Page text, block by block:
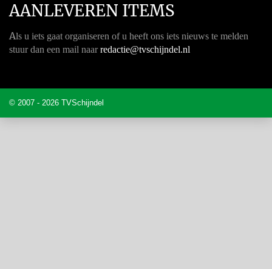
AANLEVEREN ITEMS
Als u iets gaat organiseren of u heeft ons iets nieuws te melden
stuur dan een mail naar redactie@tvschijndel.nl
© 2007 - 2026 TVSchijndel